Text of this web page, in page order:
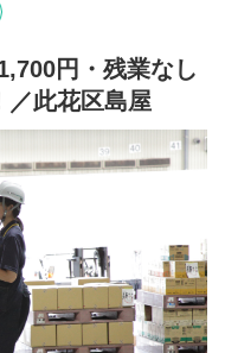
社風！】
タッフ第一という意識が
ています。
退するといったことも実
違う勤務地へ移動するの
す！
が可能です！
トへのキャリアアップが
とんどが現場からの叩き
相談◆
ークリフト(10t)やクレ
経験でも大丈夫！
多めなため、黙々と自
とても多いです◎お気軽
円・残業なし
／此花区島屋